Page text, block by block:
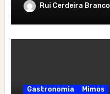
Rui Cerdeira Branco
Gastronomia Mimos